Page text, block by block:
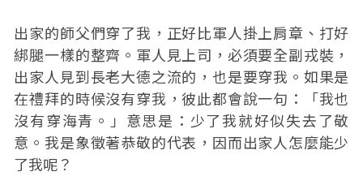
出家的師父們穿了我，正好比軍人掛上肩章、打好
綁腿一樣的整齊。軍人見上司，必須要全副戎裝，
出家人見到長老大德之流的，也是要穿我。如果是
在禮拜的時候沒有穿我，彼此都會說一句：「我也
沒有穿海青。」意思是：少了我就好似失去了敬
意。我是象徵著恭敬的代表，因而出家人怎麼能少
了我呢？